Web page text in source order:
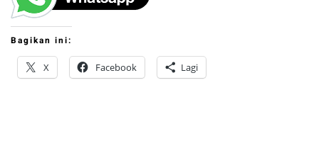
Bagikan ini:
X Facebook Lagi